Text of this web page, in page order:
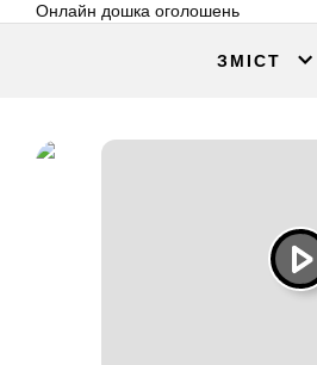
Онлайн дошка оголошень
ЗМІСТ